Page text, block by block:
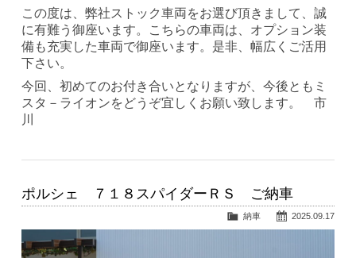
この度は、弊社ストック車両をお選び頂きまして、誠
に有難う御座います。こちらの車両は、オプション装
備も充実した車両で御座います。是非、幅広くご活用
下さい。
今回、初めてのお付き合いとなりますが、今後ともミ
スタ－ライオンをどうぞ宜しくお願い致します。 市
川
ポルシェ ７１８スパイダーＲＳ ご納車
2025.09.17
納車